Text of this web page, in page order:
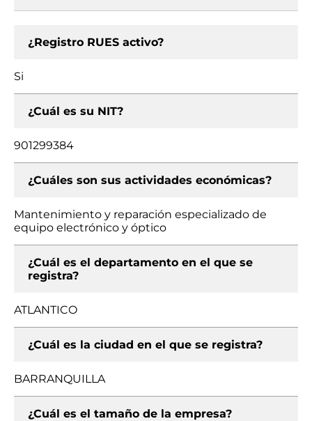
¿Registro RUES activo?
Si
¿Cuál es su NIT?
901299384
¿Cuáles son sus actividades económicas?
Mantenimiento y reparación especializado de
equipo electrónico y óptico
¿Cuál es el departamento en el que se
registra?
ATLANTICO
¿Cuál es la ciudad en el que se registra?
BARRANQUILLA
¿Cuál es el tamaño de la empresa?